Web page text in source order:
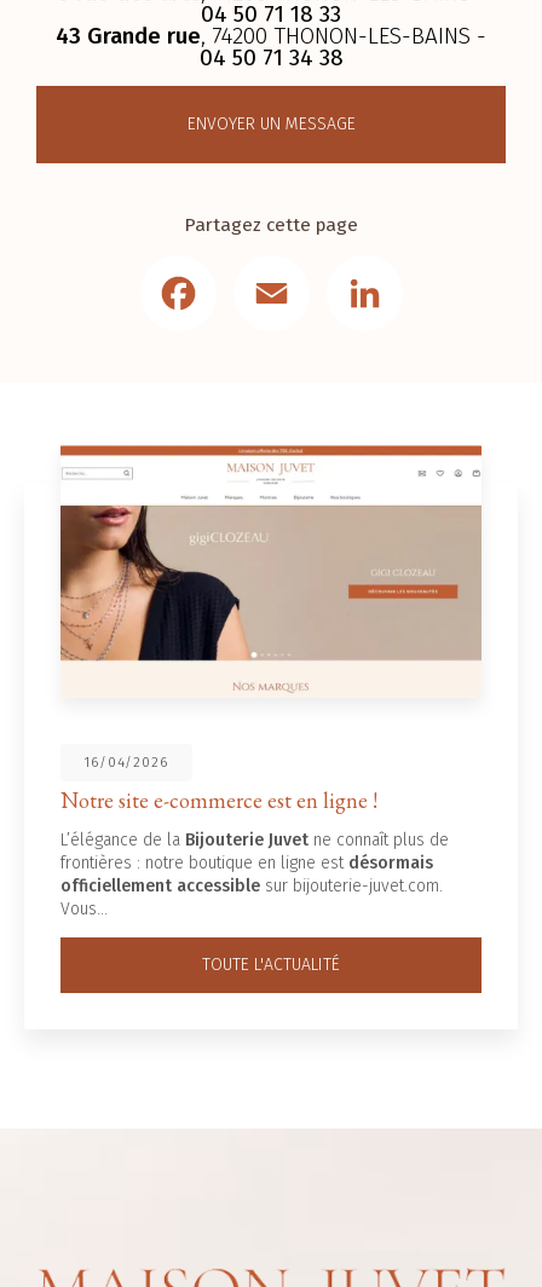
04 50 71 18 33
43 Grande rue, 74200 THONON-LES-BAINS -
04 50 71 34 38
ENVOYER UN MESSAGE
Partagez cette page
16/04/2026
Notre site e-commerce est en ligne !
L’élégance de la Bijouterie Juvet ne connaît plus de
frontières : notre boutique en ligne estdésormais
officiellement accessiblesur bijouterie-juvet.com.
Vous…
TOUTE L'ACTUALITÉ